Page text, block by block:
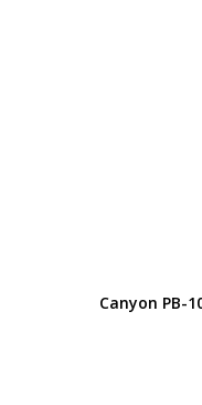
Canyon PB-